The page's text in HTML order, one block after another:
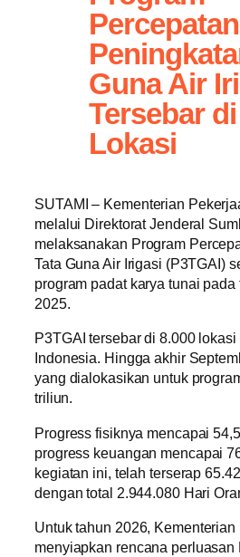
Percepatan
Guna Air
Tersebar
Lokasi
SUTAMI – Kementerian
melalui Direktorat Jenderal
melaksanakan Program
Tata Guna Air Irigasi (P3TGAI)
program padat karya tunai
2025.
P3TGAI tersebar di 8.000
Indonesia. Hingga akhir
yang dialokasikan untuk
triliun.
Progress fisiknya mencapai
progress keuangan mencapai
kegiatan ini, telah terserap
dengan total 2.944.080 Hari
Untuk tahun 2026, Kementerian
menyiapkan rencana perluasan